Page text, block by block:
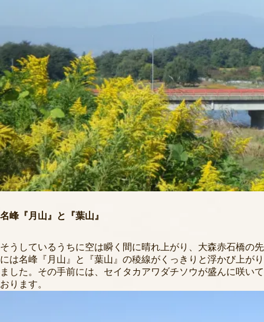
名峰『月山』と『葉山』
そうしているうちに空は瞬く間に晴れ上がり、大森赤石橋の先
には名峰『月山』と『葉山』の稜線がくっきりと浮かび上がり
ました。その手前には、セイタカアワダチソウが盛んに咲いて
おります。